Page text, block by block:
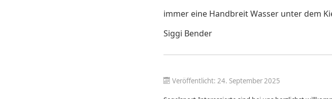
immer eine Handbreit Wasser unter dem
Siggi Bender
Veröffentlicht: 24. September 2025